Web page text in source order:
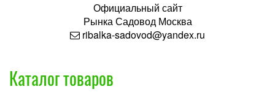
Официальный сайт
РынкаСадовод Москва
ribalka-sadovod@yandex.ru
Каталог товаров